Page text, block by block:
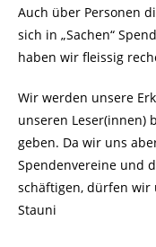
Auch über Personen
sich in „Sachen“
haben wir fleissig
Wir werden unsere
unseren Leser(innen)
geben. Da wir uns
Spendenvereine und
schäftigen, dürfen wir
Stauni